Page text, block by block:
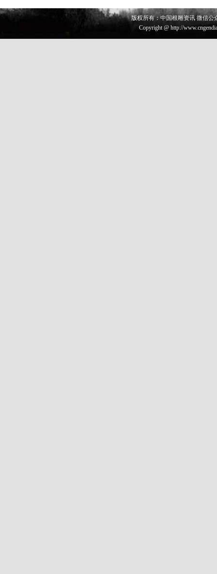
版权所有：中国根雕资讯 微信公
Copyright @ http://